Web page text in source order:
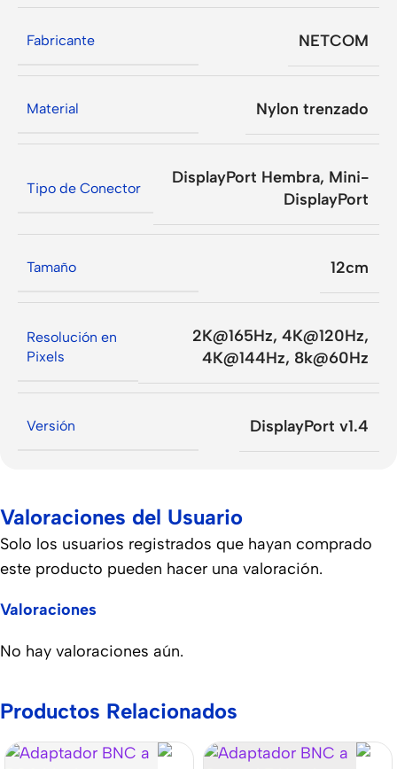
Fabricante NETCOM
Material Nylon trenzado
Tipo de Conector
DisplayPort Hembra, Mini-
DisplayPort
Tamaño 12cm
Resolución en
Pixels
2K@165Hz, 4K@120Hz,
4K@144Hz, 8k@60Hz
Versión DisplayPort v1.4
Valoraciones del Usuario
Valoraciones
No hay valoraciones aún.
Solo los usuarios registrados que hayan comprado
este producto pueden hacer una valoración.
Productos Relacionados